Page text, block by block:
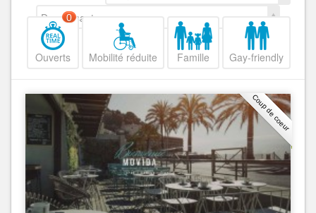
Decroissant
Ouverts
0
Mobilité réduite Famille Gay-friendly
Coup de coeur